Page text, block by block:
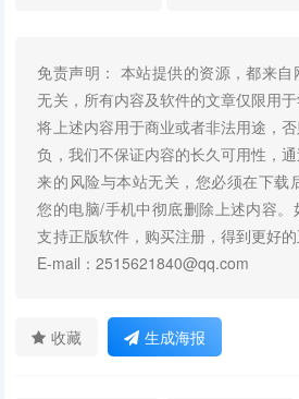
免责声明： 本站提供的资源，都来
无关，所有内容及软件的文章仅限用
将上述内容用于商业或者非法用途，
负，我们不保证内容的长久可用性，
来的风险与本站无关，您必须在下载
您的电脑/手机中彻底删除上述内容
支持正版软件，购买注册，得到更好
E-mail：2515621840@qq.com
收藏 生成海报